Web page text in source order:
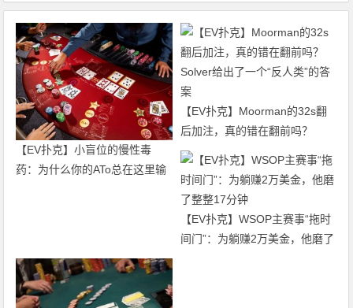
【EV扑克】小盲位的慢性毒
药：为什么你的ATo总在这里输
【EV扑克】Moorman的32s翻
后加注，真的错在翻前吗？
Solver给出了一个“反人类”的答
【EV扑克】WSOP主赛事“拖时
间门”：为躺赚2万美金，他磨了